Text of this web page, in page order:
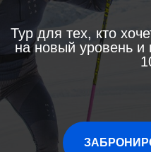
Тур для тех, кто
на новый уровень и